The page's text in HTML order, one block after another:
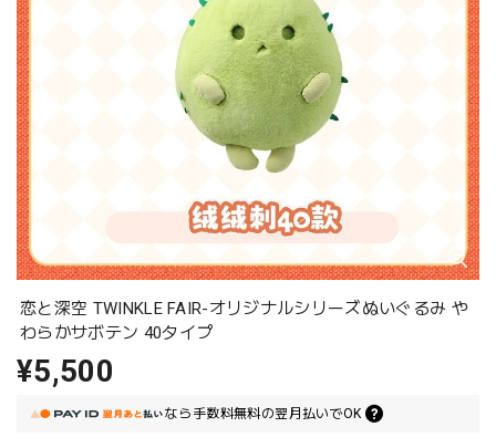
恋と深空 TWINKLE FAIR-オリジナルシリーズぬいぐるみ や
わらかサボテン 40タイプ
¥5,500
なら 手数料無料の翌月払いでOK